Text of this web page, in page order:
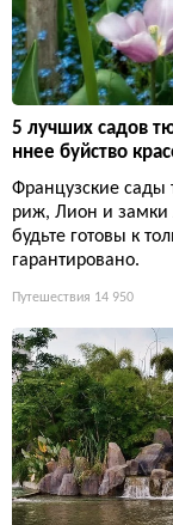
5 лучших садов
ннее буйство
Французские сады
риж, Лион и замки
будьте готовы к
гарантировано.
Путешествия 14 950